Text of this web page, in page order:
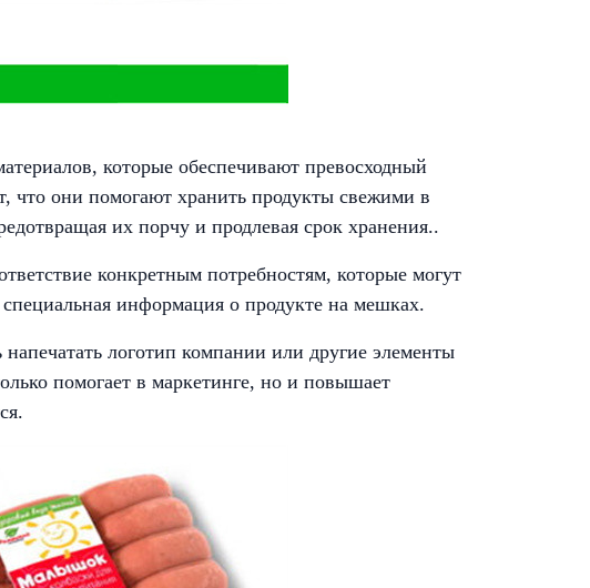
которые обеспечивают превосходный
что они помогают хранить продукты свежими в
их порчу и продлевая срок хранения..
конкретным потребностям, которые могут
информация о продукте на мешках.
напечатать логотип компании или другие элементы
помогает в маркетинге, но и повышает